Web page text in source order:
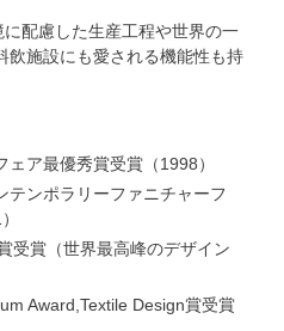
に配慮した生産工程や世界の一
飲施設にも愛される機能性も持
ェア最優秀賞受賞
1998
テンポラリーファニチャーフ
受賞（世界最高峰のデザイン
Award,Textile Design賞受賞